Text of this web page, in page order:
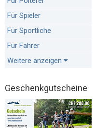
Für Spieler
Für Sportliche
Für Fahrer
Weitere anzeigen
Geschenkgutscheine